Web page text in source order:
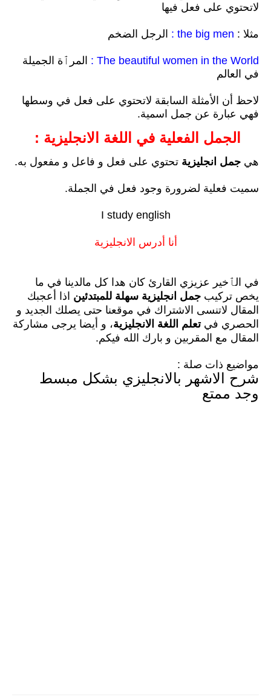
لاتحتوي على فعل فيها
مثلا : the big men : الرجل الضخم
The beautiful women in the World :
المرٱة الجميلة
في العالم
لاحظ أن الأمثلة السابقة لاتحتوي على فعل في وسطها
فهي عبارة عن جمل اسمية.
الجمل الفعلية في اللغة الانجليزية :
هي جمل انجليزية تحتوي على فعل و فاعل و مفعول به.
سميت فعلية لضرورة وجود فعل في الجملة.
I study english
أنا أدرس الانجليزية
في الٱخير عزيزي القارئ كان هدا كل مالدينا في ما
يخص تركيب جمل انجليزية سهلة للمبتدئين اذا أعجبك
المقال لاتنسى الاشتراك في موقعنا حتى يصلك الجديد و
الحصري فيتعلم اللغة الانجليزية، و أيضا يرجى مشاركة
المقال مع المقربين و بارك الله فيكم.
مواضيع ذات صلة :
شرح الاشهر بالانجليزي بشكل مبسط
وجد ممتع